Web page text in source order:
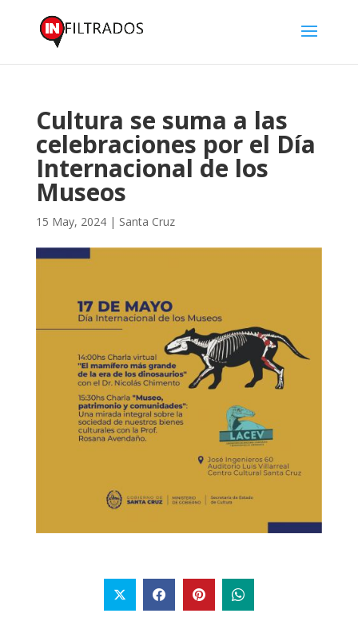
Cultura se suma a las
celebraciones por el Día
Internacional de los
Museos
15 May, 2024| Santa Cruz